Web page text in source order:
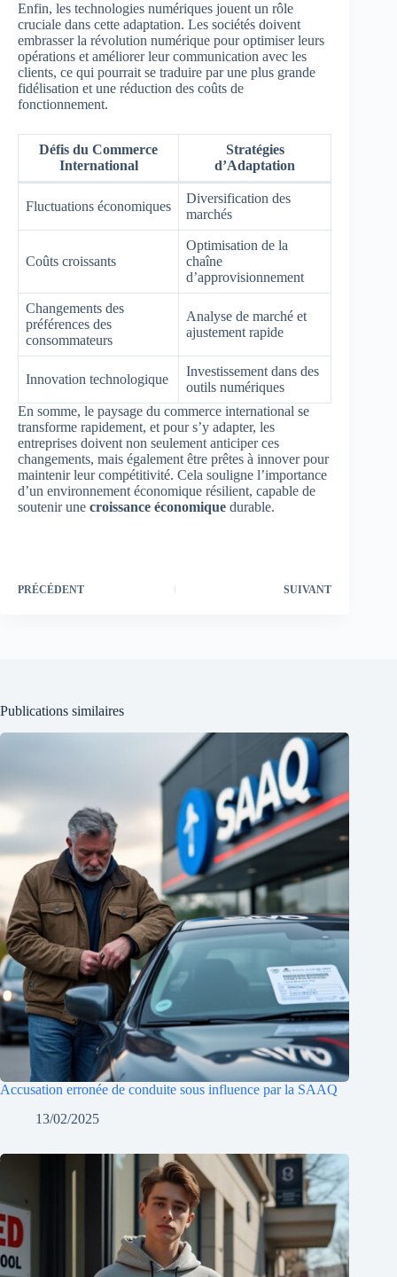
Enfin, les technologies numériques jouent un rôle
cruciale dans cette adaptation. Les sociétés doivent
embrasser la révolution numérique pour optimiser leurs
opérations et améliorer leur communication avec les
clients, ce qui pourrait se traduire par une plus grande
fidélisation et une réduction des coûts de
fonctionnement.
Défis du Commerce
International
Stratégies
d’Adaptation
Fluctuations économiques
Diversification des
marchés
Coûts croissants
Optimisation de la
chaîne
d’approvisionnement
Changements des
préférences des
consommateurs
Analyse de marché et
ajustement rapide
Innovation technologique
Investissement dans des
outils numériques
En somme, le paysage du commerce international se
transforme rapidement, et pour s’y adapter, les
entreprises doivent non seulement anticiper ces
changements, mais également être prêtes à innover pour
maintenir leur compétitivité. Cela souligne l’importance
d’un environnement économique résilient, capable de
soutenir une croissance économique durable.
PRÉCÉDENT SUIVANT
Publications similaires
Accusation erronée de conduite sous influence par la SAAQ
13/02/2025